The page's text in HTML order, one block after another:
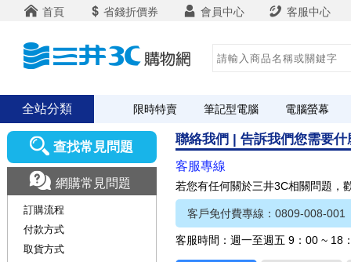
首頁 省錢折價券 會員中心 客服中心
全站分類 限時特賣 筆記型電腦 電腦螢幕
聯絡我們 | 告訴我們您需要什
客服專線
若您有任何關於三井3C相關問題，
客戶免付費專線：0809-008-001
客服時間：週一至週五 9：00 ~ 18
查找常見問題
網購常見問題
訂購流程
付款方式
取貨方式